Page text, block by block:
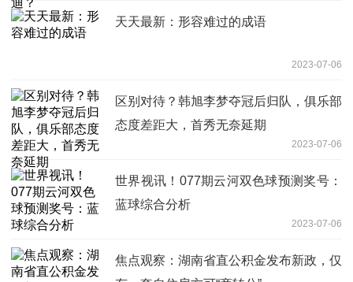
天天最新：形容难过的成语
2023-07-06
区别对待？韩旭李梦夺冠后归队，俱乐部
态度差距大，首秀无奈延期
2023-07-06
世界视讯！077期云河双色球预测奖号：
蓝球综合分析
2023-07-06
焦点观察：湖南省直公积金发布新政，仅